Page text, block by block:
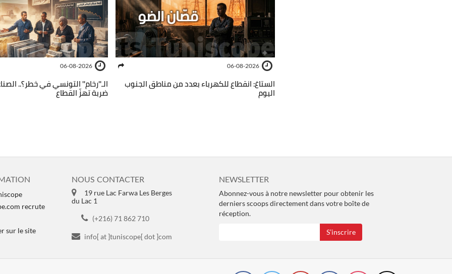
06-08-2026
الستاغ: انقطاع للكهرباء بعدد من مناطق الجنوب
اليوم
06-08-2026
الـ''رخام'' التونسي في خطر؟..
ضربة تهزّ القطاع
recrute
sur le site
NOUS CONTACTER
19 rue Lac Farwa Les Berges
du Lac 1
(+216) 71 862 710
info[ at ]tuniscope[ dot ]com
NEWSLETTER
Abonnez-vous à notre newsletter pour obtenir les
derniers scoops directement dans votre boîte de
réception.
S’inscrire